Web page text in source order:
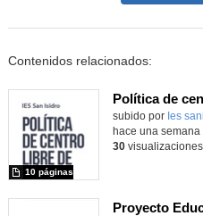
Contenidos relacionados:
Política de
subido por Ies
10 páginas
hace una semana
30visualizaciones